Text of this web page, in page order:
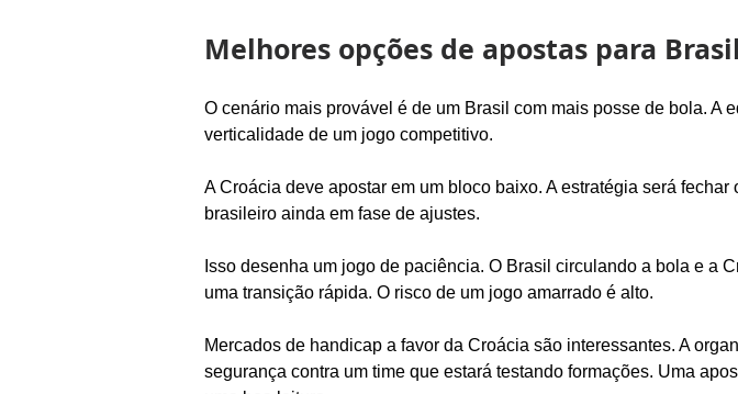
Melhores opções de apostas para
O cenário mais provável é de um Brasil com mais posse de bola. A
verticalidade de um jogo competitivo.
A Croácia deve apostar em um bloco baixo. A estratégia será
brasileiro ainda em fase de ajustes.
Isso desenha um jogo de paciência. O Brasil circulando a bola e a
uma transição rápida. O risco de um jogo amarrado é alto.
Mercados de handicap a favor da Croácia são interessantes. A
segurança contra um time que estará testando formações. Uma